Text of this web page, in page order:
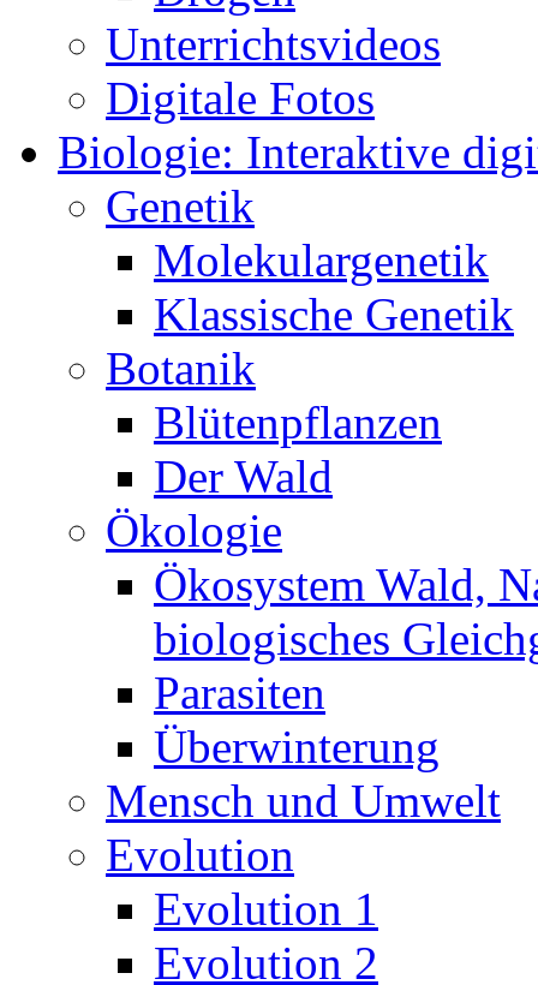
Unterrichtsvideos
Digitale Fotos
Biologie: Interaktive
Genetik
Molekulargenetik
Klassische Genetik
Botanik
Blütenpflanzen
Der Wald
Ökologie
Ökosystem Wald,
biologisches
Parasiten
Überwinterung
Mensch und Umwelt
Evolution
Evolution 1
Evolution 2